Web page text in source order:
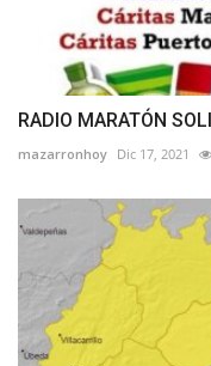
RADIO MARATÓN
mazarronhoy Dic 17, 2021